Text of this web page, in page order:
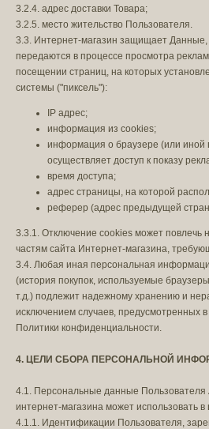
3.2.4. адрес доставки Товара;
3.2.5. место жительство Пользователя.
3.3. Интернет-магазин защищает Данные,
передаются в процессе просмотра
посещении страниц, на которых
системы ("пиксель"):
IP адрес;
информация из cookies;
информация о браузере (или иной
осуществляет доступ к показу
время доступа;
адрес страницы, на которой
реферер (адрес предыдущей
3.3.1. Отключение cookies может повлечь
частям сайта Интернет-магазина,
3.4. Любая иная персональная
(история покупок, используемые
т.д.) подлежит надежному хранению и
исключением случаев, предусмотренных
Политики конфиденциальности.
4. ЦЕЛИ СБОРА ПЕРСОНАЛЬНОЙ
4.1. Персональные данные Пользователя
интернет-магазина может использовать в
4.1.1. Идентификации Пользователя,